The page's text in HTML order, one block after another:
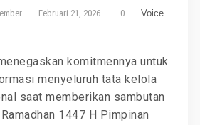
Februari 21, 2026 0 Voice
komitmennya untuk
menyeluruh tata kelola
saat memberikan sambutan
1447 H Pimpinan